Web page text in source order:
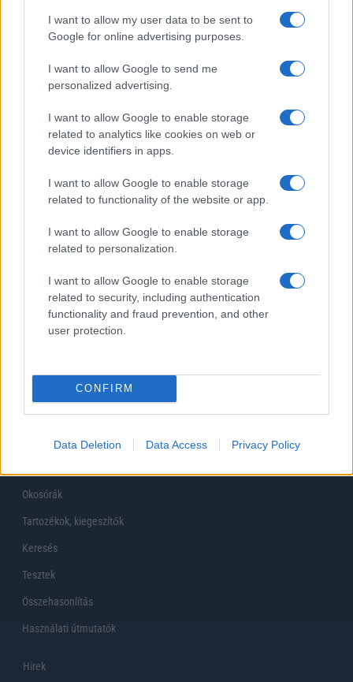
I want to allow my user data to be sent to
Google for online advertising purposes.
I want to allow Google to send me
personalized advertising.
I want to allow Google to enable storage
related to analytics like cookies on web or
device identifiers in apps.
I want to allow Google to enable storage
related to functionality of the website or app.
I want to allow Google to enable storage
related to personalization.
I want to allow Google to enable storage
related to security, including authentication
functionality and fraud prevention, and other
user protection.
CONFIRM
Data Deletion Data Access Privacy Policy
Talán, ha más fejlesztések is vannak
Nem, nekem a mostani tárhely is elég
Inkább felhőben tárolok mindent
Korábbi szavazások eredményei
Főoldal
Készülékekguru
Mobiltelefonok
Okosórák
Tartozékok, kiegeszítők
Keresés
Tesztek
Összehasonlítás
Használati útmutatók
Hirek